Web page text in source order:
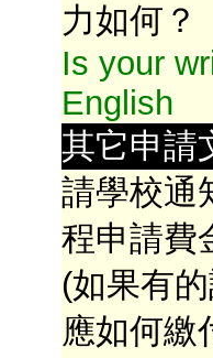
力如何？
Is your
English
其它申請
請學校通
程申請費
(如果有
應如何繳